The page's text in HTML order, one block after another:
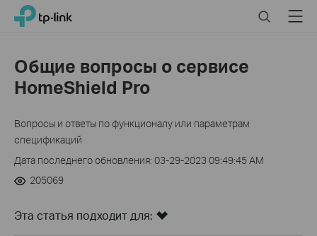
Click
navigation
TP-Link, Reliably Smart SearchMenu
Общие вопросы о сервисе
HomeShield Pro
Вопросы и ответы по функционалу или параметрам
спецификаций
Дата последнего обновления: 03-29-2023 09:49:45 AM
205069
Эта статья подходит для: